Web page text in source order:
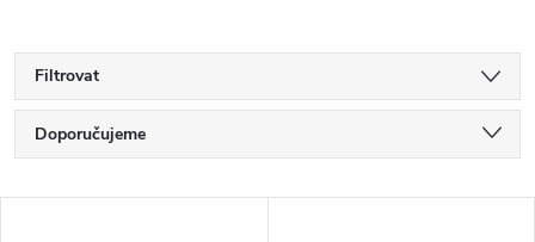
Filtrovat
Ř
a
Doporučujeme